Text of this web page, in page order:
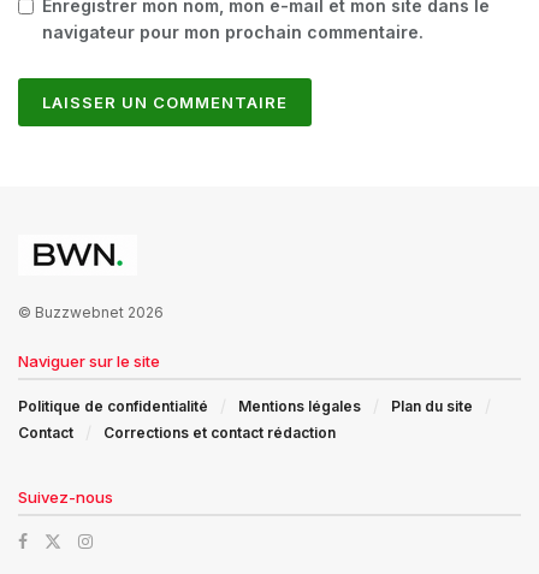
Enregistrer mon nom, mon e-mail et mon site dans le
navigateur pour mon prochain commentaire.
© Buzzwebnet 2026
Naviguer sur le site
Politique de confidentialité Mentions légales
Plan du site
Contact
Corrections et contact rédaction
Suivez-nous